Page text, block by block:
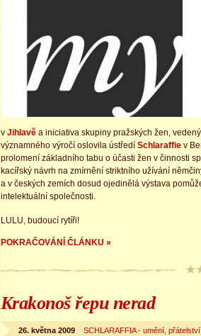
v Jihlavě a iniciativa skupiny pražských žen,
významného výročí oslovila ústředí Schlaraffie v
prolomení základního tabu o účasti žen v činnosti
kacířský návrh na zmírnění striktního užívání
a v českých zemích dosud ojedinělá výstava
intelektuální společnosti.
LULU, budoucí rytíři!
POKRAČOVÁNÍ ČLÁNKU »
Krakonoš řepu nerad
26. května 2009 SCHLARAFFIA - umění,